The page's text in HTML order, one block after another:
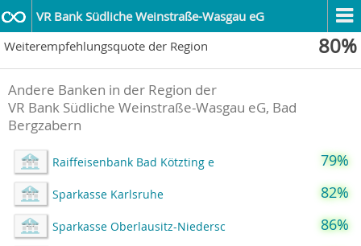
VR Bank Südliche Weinstraße-Wasgau eG
Weiterempfehlungsquote der Region
80%
Andere Banken in der Region der
VR Bank Südliche Weinstraße-Wasgau eG, Bad
Bergzabern
Raiffeisenbank Bad Kötzting e 79%
Sparkasse Karlsruhe 82%
Sparkasse Oberlausitz-Niedersc 86%